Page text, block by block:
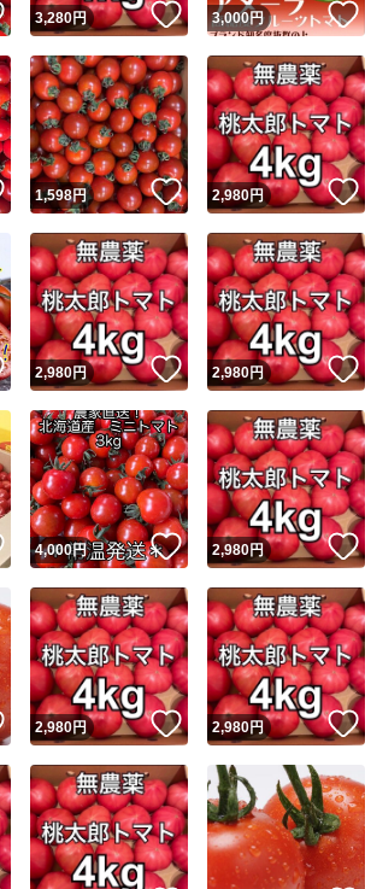
ユーザーの実
Yahoo!フリマが定めた一定の基準を満たした
安心取引出品者
安心取引出品者 Yahoo!フリマの基準を
取引実績
取引実績◯+ このユーザーはYahoo!
他フリマ実績◯+ このユーザーは他フリ
スピード&安心発送
※このバッジは実績に基づく表示であり、発送を保証し
スピード＆安心発送
このユーザーは高頻度
ます
スピード発送 このユーザーは高頻度
安心発送 このユーザーは設定し
この商品の情報を
商品画像の無断転載は禁止されています
コピーは1商品につき1回です
出品ペー
キャンセ
いいね！
3,280円 いいね！
3,000円
いいね！
1,598円 いいね！
2,980円
いいね！
2,980円 いいね！
2,980円
いいね！
4,000円 いいね！
2,980円
いいね！
2,980円 いいね！
2,980円